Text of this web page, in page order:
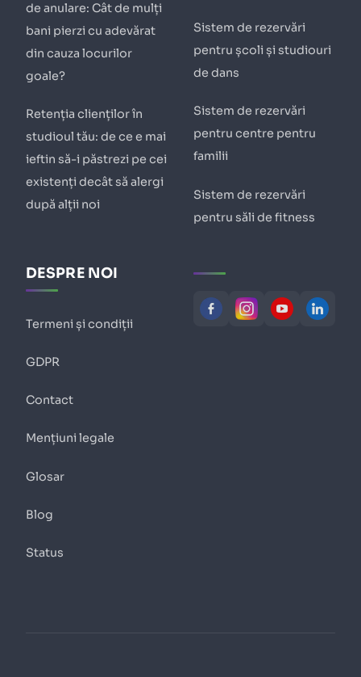
de anulare: Cât de mulți
bani pierzi cu adevărat
din cauza locurilor
goale?
Retenția clienților în
studioul tău: de ce e mai
ieftin să-i păstrezi pe cei
existenți decât să alergi
după alții noi
Sistem de rezervări
pentru școli și studiouri
de dans
Sistem de rezervări
pentru centre pentru
familii
Sistem de rezervări
pentru săli de fitness
DESPRE NOI
Termeni și condiții
GDPR
Contact
Mențiuni legale
Glosar
Blog
Status